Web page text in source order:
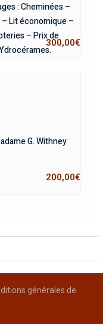
: Cheminées –
Lit économique –
– Prix de
300,00€
G. Withney
200,00€
générales de